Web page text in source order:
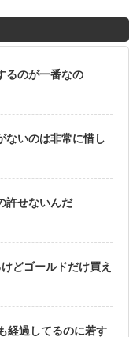
るのが一番なの
ないのは非常に惜し
許せないんだ
どゴールドだけ買え
経過してるのに若す